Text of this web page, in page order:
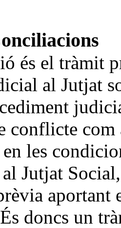
és el tràmit
al Jutjat
conflicte com
en les
al Jutjat
aportant
doncs un